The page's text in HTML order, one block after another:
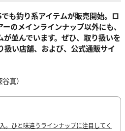
も釣り系アイテムが販売開始。ロ
のメインラインナップ以外にも、
並んでいます。ぜひ、取り扱いを
扱い店舗、および、公式通販サイ
真）
。ひと味違うラインナップに注目してく